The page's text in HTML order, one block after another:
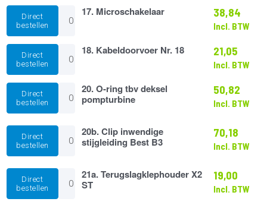
Direct
bestellen
17.
Microschakelaar
aantal
17. Microschakelaar 38,84
Incl. BTW
Direct
bestellen
18.
Kabeldoorvoer
Nr.
18
aantal
18. Kabeldoorvoer Nr. 18 21,05
Incl. BTW
Direct
bestellen
20.
ring
deksel
pompturbine
aantal
20. O-ring tbv deksel
pompturbine
50,82
Incl. BTW
Direct
bestellen
20b.
Clip
inwendige
Best
aantal
20b. Clip inwendige
stijgleiding Best B3
70,18
Incl. BTW
Direct
bestellen
21a.
Terugslagklephouder
X2
21a. Terugslagklephouder X2
ST
19,00
Incl. BTW